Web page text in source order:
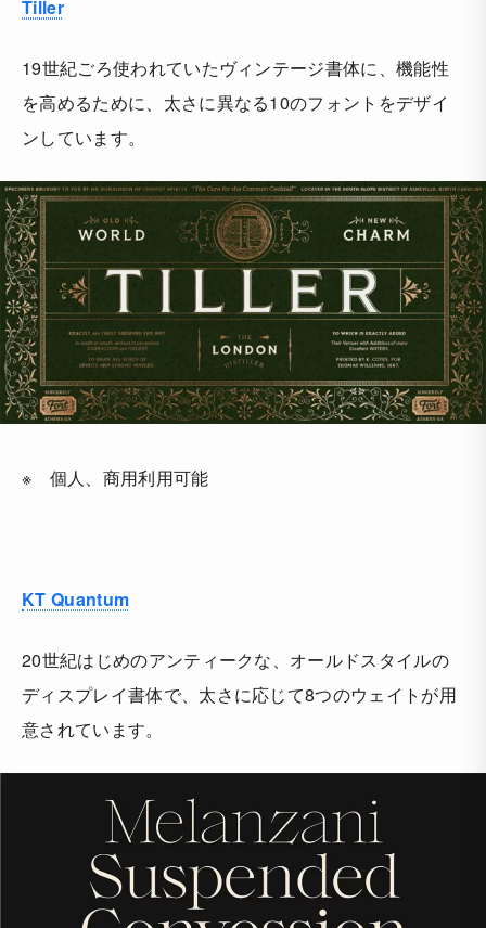
Tiller
19世紀ごろ使われていたヴィンテージ書体に、機能性
を高めるために、太さに異なる10のフォントをデザイ
ンしています。
※ 個人、商用利用可能
KT Quantum
20世紀はじめのアンティークな、オールドスタイルの
ディスプレイ書体で、太さに応じて8つのウェイトが用
意されています。